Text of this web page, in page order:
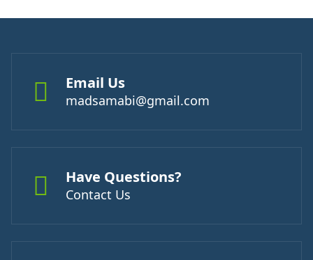
Email Us
madsamabi@gmail.com
Have Questions?
Contact Us